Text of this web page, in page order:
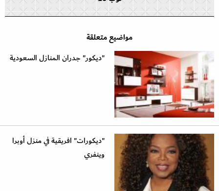
مواضيع متعلقة
"ديكور" جدران المنازل السعودية
"ديكورات" افريقية في منزل أوبرا
وينفري